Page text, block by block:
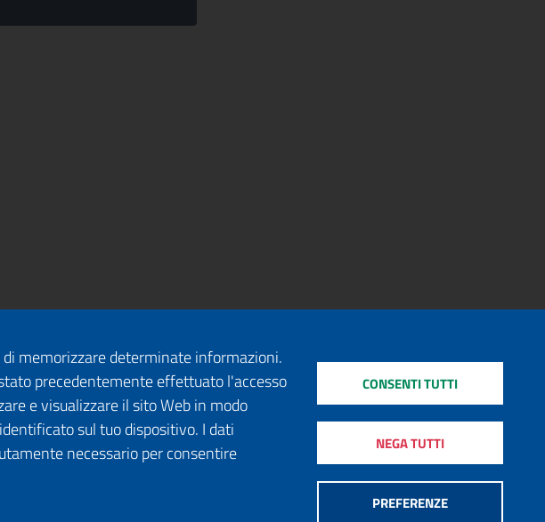
memorizzare determinate informazioni.
precedentemente effettuato l'accesso
e visualizzare il sito Web in modo
sul tuo dispositivo. I dati
necessario per consentire
PREFERENZE
NEGA TUTTI
CONSENTI TUTTI